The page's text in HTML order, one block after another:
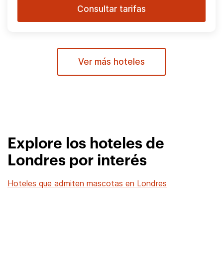
Consultar tarifas
Ver más hoteles
Explore los hoteles de
Londres por interés
Hoteles que admiten mascotas en Londres